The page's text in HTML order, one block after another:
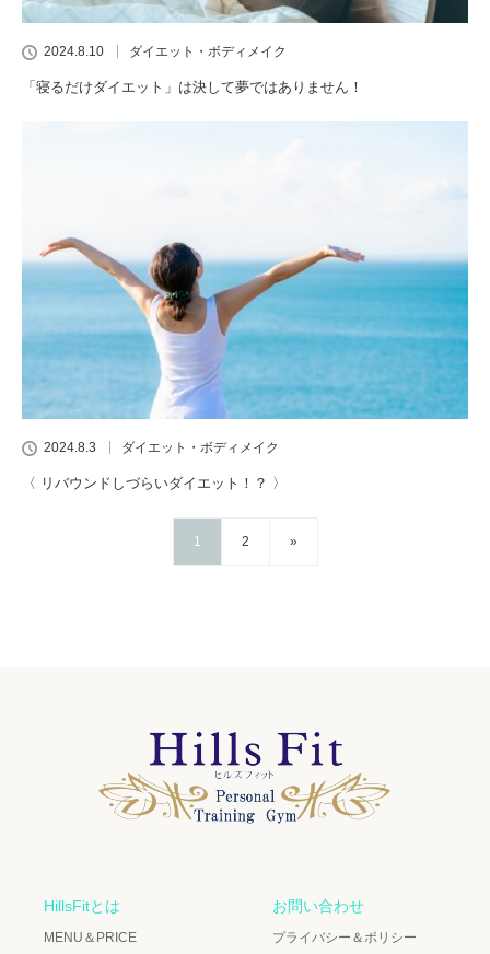
2024.8.10 ダイエット・ボディメイク
「寝るだけダイエット」は決して夢ではありません！
2024.8.3 ダイエット・ボディメイク
〈 リバウンドしづらいダイエット！？ 〉
1 2 »
HillsFitとは
MENU＆PRICE
お問い合わせ
プライバシー＆ポリシー